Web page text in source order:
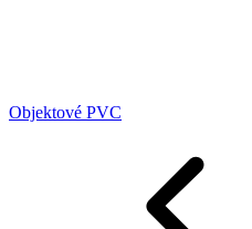
Objektové PVC